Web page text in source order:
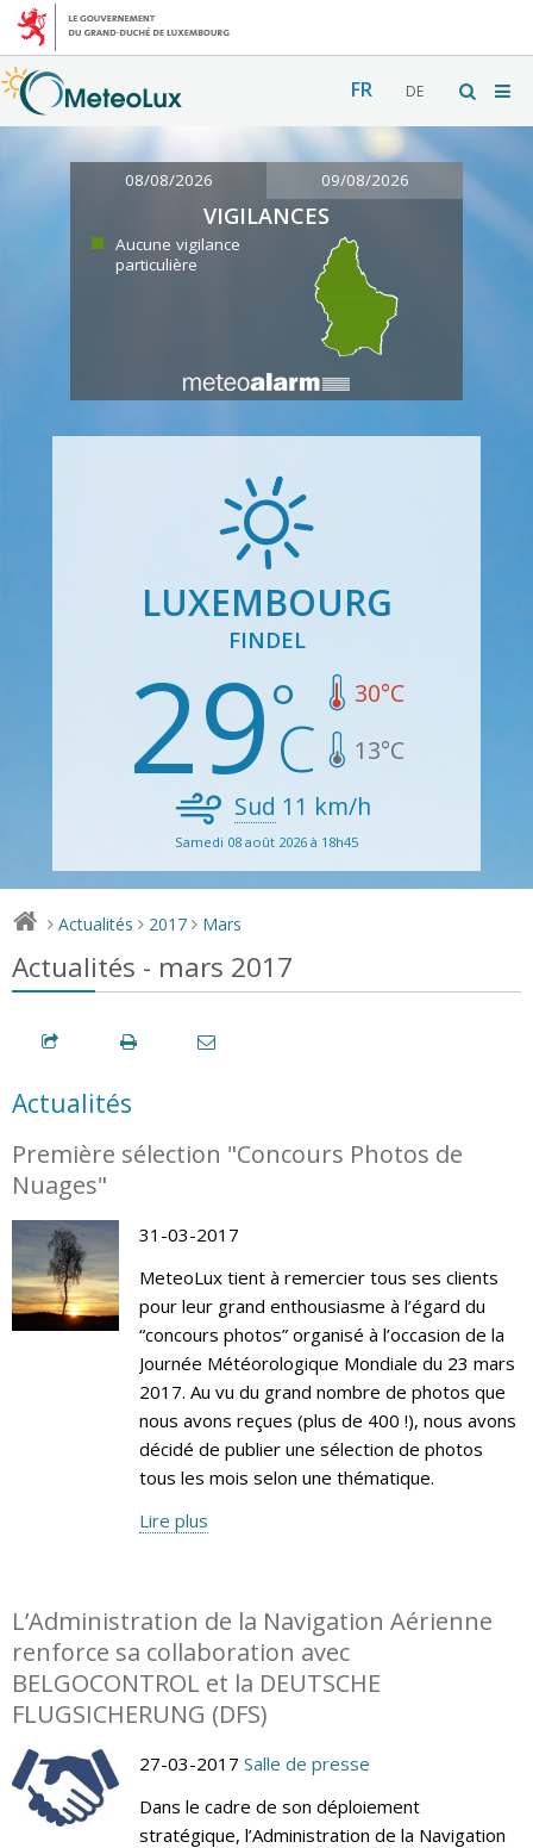
FR DE
08/08/2026 09/08/2026
VIGILANCES
Aucune vigilance
particulière
LUXEMBOURG
FINDEL
29 30°C
13°C
Sud 11 km/h
Samedi 08 août 2026 à 18h45
> Actualités > 2017 > Mars
Actualités - mars 2017
Actualités
Première sélection "Concours Photos de
Nuages"
31-03-2017
MeteoLux tient à remercier tous ses clients
pour leur grand enthousiasme à l’égard du
“concours photos” organisé à l’occasion de la
Journée Météorologique Mondiale du 23 mars
2017. Au vu du grand nombre de photos que
nous avons reçues (plus de 400 !), nous avons
décidé de publier une sélection de photos
tous les mois selon une thématique.
Lire plus
L’Administration de la Navigation Aérienne
renforce sa collaboration avec
BELGOCONTROL et la DEUTSCHE
FLUGSICHERUNG (DFS)
27-03-2017 Salle de presse
Dans le cadre de son déploiement
stratégique, l’Administration de la Navigation